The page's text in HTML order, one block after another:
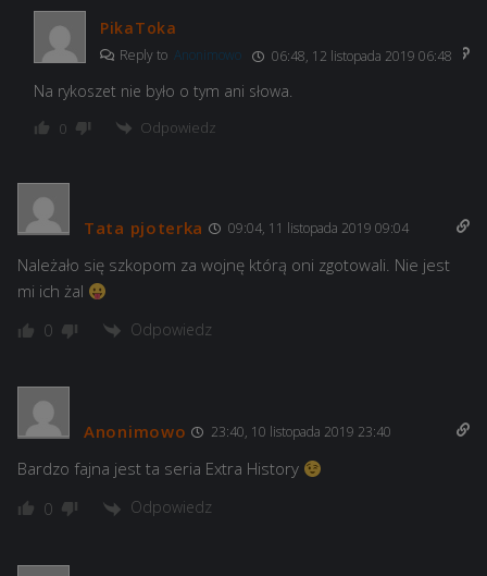
PikaToka
Reply to Anonimowo 06:48, 12 listopada 2019 06:48
Na rykoszet nie było o tym ani słowa.
0 Odpowiedz
Tata pjoterka 09:04, 11 listopada 2019 09:04
Należało się szkopom za wojnę którą oni zgotowali. Nie jest
mi ich żal
0 Odpowiedz
Anonimowo 23:40, 10 listopada 2019 23:40
Bardzo fajna jest ta seria Extra History
0 Odpowiedz